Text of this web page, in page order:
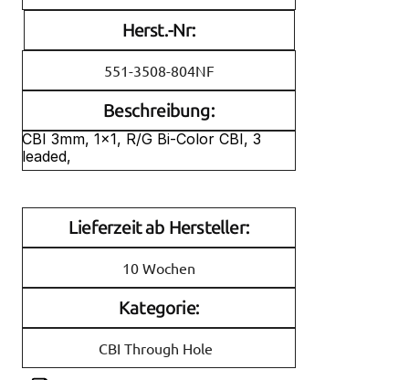
Herst.-Nr:
551-3508-804NF
Beschreibung:
CBI 3mm, 1x1, R/G Bi-Color CBI, 3
leaded,
Lieferzeit ab Hersteller:
10 Wochen
Kategorie:
CBI Through Hole